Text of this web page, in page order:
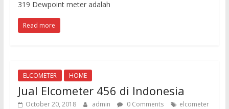
319 Dewpoint meter adalah
Read more
ELCOMETER HOME
Jual Elcometer 456 di Indonesia
October 20, 2018 admin 0 Comments
elcometer